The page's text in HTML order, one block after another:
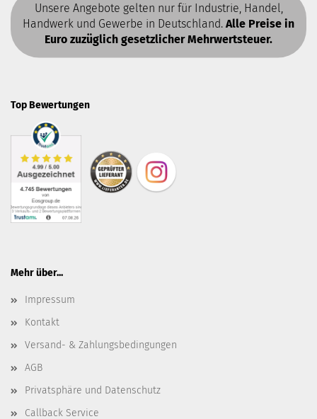
Unsere Angebote gelten nur für Industrie, Handel,
Handwerk und Gewerbe in Deutschland. Alle Preise in
Euro zuzüglich gesetzlicher Mehrwertsteuer.
Top Bewertungen
Mehr über...
Impressum
Kontakt
Versand- & Zahlungsbedingungen
AGB
Privatsphäre und Datenschutz
Callback Service